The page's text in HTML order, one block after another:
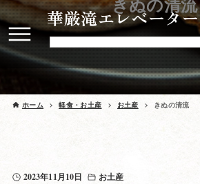
華厳滝エレベーター
ホーム 軽食・お土産 お土産 きぬの清流
2023年11月10日 お土産